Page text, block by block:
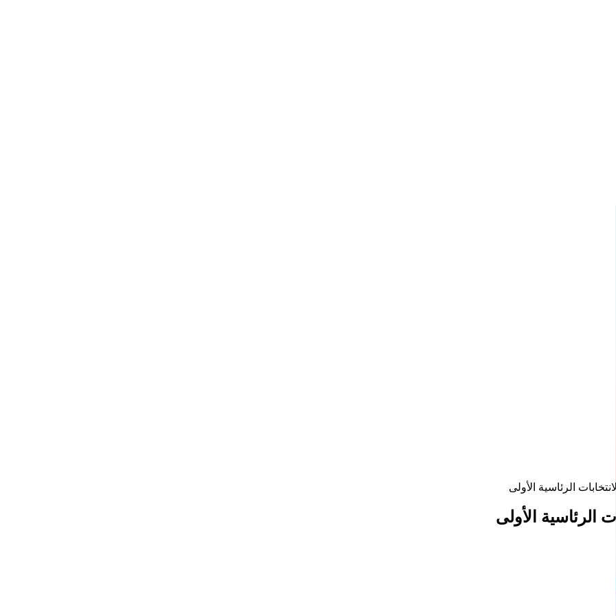
الرئاسية الأولى
الرئاسية الأولى